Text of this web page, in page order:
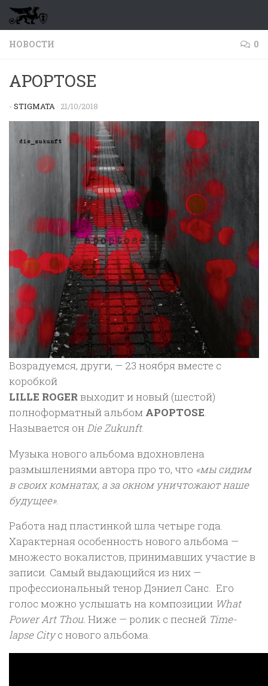
Перейти к содержимому
НОВОСТИ 0
APOPTOSE
- STIGMATA · 21/10/2018
Возрадуемся, други, — 23 ноября вместе с
коробкой
LILLE ROGERвыходит и новый (шестой)
полноформатный альбом APOPTOSE.
Называется онDie Zukunft.
Музыка нового альбома вдохновлена
размышлениями автора про то, что «мы сидим
в своих комнатах, а за окном уничтожают наше
будущее».
Работа над пластинкой шла четыре года.
Характерная особенность нового альбома —
множесто вокалистов, принимавших участие в
записи. Самый выдающийся из них —
профессиональный тенор Дэниел Санс. Его
голос можно услышать на композиции What
Power Art Thou. Ниже — ролик с песней Time-
lapse Cityс нового альбома.